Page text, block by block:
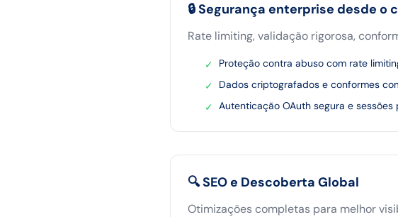
🔒 Segurança enterprise desde o
Rate limiting, validação rigorosa,
✓
Proteção contra abuso com rate
✓
Dados criptografados e conformes
✓ Autenticação OAuth segura e sessões
🔍 SEO e Descoberta Global
Otimizações completas para melhor